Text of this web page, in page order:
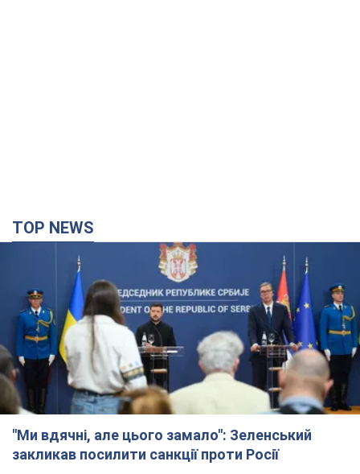
TOP NEWS
"Ми вдячні, але цього замало": Зеленський
закликав посилити санкції проти Росії